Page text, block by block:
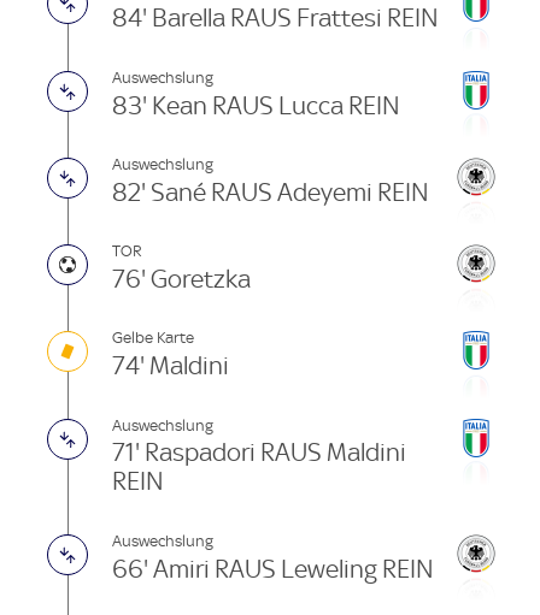
84' Barella RAUS Frattesi REIN
Auswechslung
83' Kean RAUS Lucca REIN
Auswechslung
82' Sané RAUS Adeyemi REIN
TOR
76' Goretzka
Gelbe Karte
74' Maldini
Auswechslung
71' Raspadori RAUS Maldini
REIN
Auswechslung
66' Amiri RAUS Leweling REIN